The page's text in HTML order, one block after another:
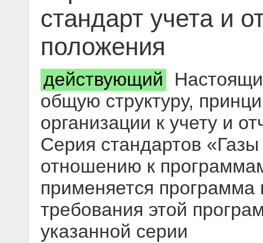
стандарт учета и
положения
действующий
общую структуру,
организации к учету и
Серия стандартов
отношению к
применяется
требования этой
указанной серии